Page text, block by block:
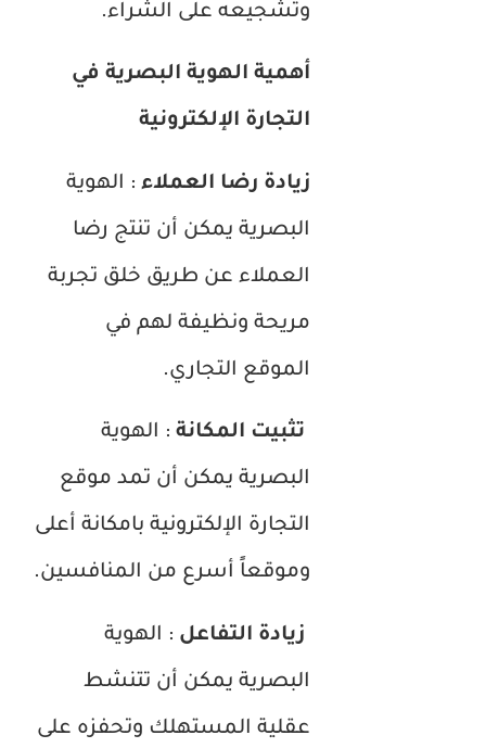
وتشجيعه على الشراء.
أهمية الهوية البصرية في
التجارة الإلكترونية
زيادة رضا العملاء : الهوية
البصرية يمكن أن تنتج رضا
العملاء عن طريق خلق تجربة
مريحة ونظيفة لهم في
الموقع التجاري.
تثبيت المكانة : الهوية
البصرية يمكن أن تمد موقع
التجارة الإلكترونية بامكانة أعلى
وموقعاً أسرع من المنافسين.
زيادة التفاعل : الهوية
البصرية يمكن أن تتنشط
عقلية المستهلك وتحفزه على